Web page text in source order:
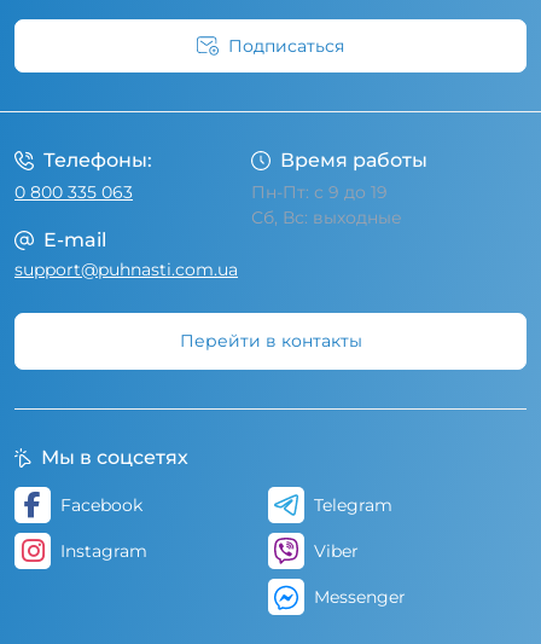
Подписаться
Телефоны:
0 800 335 063
Время работы
Пн-Пт: с 9 до 19
Сб, Вс: выходные
E-mail
support@puhnasti.com.ua
Перейти в контакты
Мы в соцсетях
Facebook
Instagram
Telegram
Viber
Messenger